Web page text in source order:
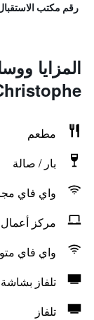
رقم مكتب
مطعم
بار / صالة
واي فاي
مركز أعمال
واي فاي
تلفاز
تلفاز